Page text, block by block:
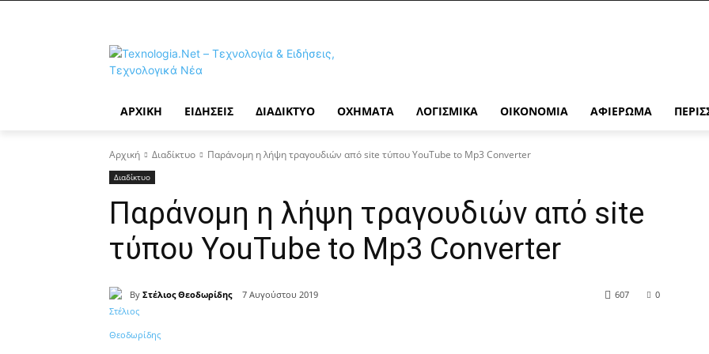
ΑΡΧΙΚΉ ΕΙΔΉΣΕΙΣ ΔΙΑΔΊΚΤΥΟ ΟΧΉΜΑΤΑ ΛΟΓΙΣΜΙΚΆ ΟΙΚΟΝΟΜΊΑ ΑΦΙΈΡΩΜΑ
Αρχική Διαδίκτυο Παράνομη η λήψη τραγουδιών από site τύπου YouTube to Mp3 Converter
Διαδίκτυο
Παράνομη η λήψη τραγουδιών από site
τύπου YouTube to Mp3 Converter
By Στέλιος Θεοδωρίδης 7 Αυγούστου 2019 0
607
Κοινοποίηση